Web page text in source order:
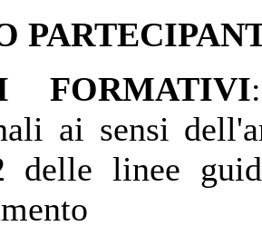
FORMATIVI
ai sensi
delle linee